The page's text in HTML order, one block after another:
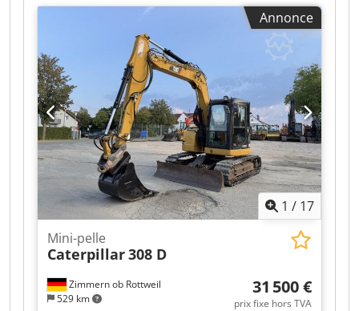
500 + 300 mm * Système de changement rapide
Lehnhoff MS 3 * Chenilles rétractables, lame
raccourcissable, largeur de passage de 1 m *
Moteur Yanmar à 3 cylindres Chjdpozr Ar Djfx
Antja * Année de fabrication : 2018 * Poids en
état de marche : 1 885 kg * * Je vous envoie
volontiers une vidéo par WhatsApp * WhatsApp :
* Contact en polonais : [insérer le numéro de
téléphone] * Vente uniquement aux
professionnels, sans garantie, toutes les
informations sont données sans garantie, sous
réserve de vente antérieure.
Annonce
1 / 17
Zimmern ob Rottweil
529 km
Mini-pelle
Caterpillar308 D
31 500 €
prix fixe hors TVA